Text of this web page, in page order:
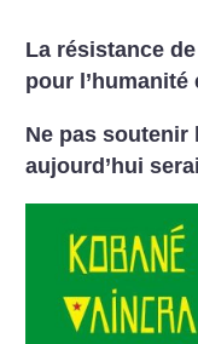
La résistance
pour l’humanité
Ne pas soutenir
aujourd’hui